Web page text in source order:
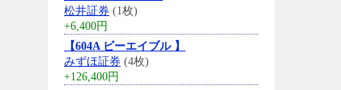
松井証券 (1枚)
+6,400円
【604A ビーエイブル 】
みずほ証券 (4枚)
+126,400円